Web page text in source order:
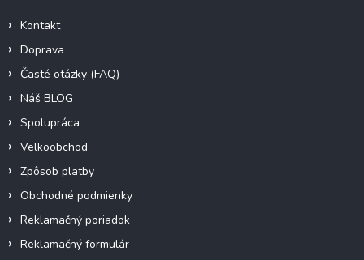
Kontakt
Doprava
Časté otázky (FAQ)
Náš BLOG
Spolupráca
Velkoobchod
Zpôsob platby
Obchodné podmienky
Reklamačný poriadok
Reklamačný formulár